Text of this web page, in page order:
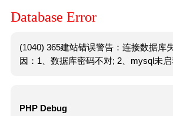
Database Error
(1040) 365建站错误警告：连接数据库
因：1、数据库密码不对; 2、mysql未启
PHP Debug